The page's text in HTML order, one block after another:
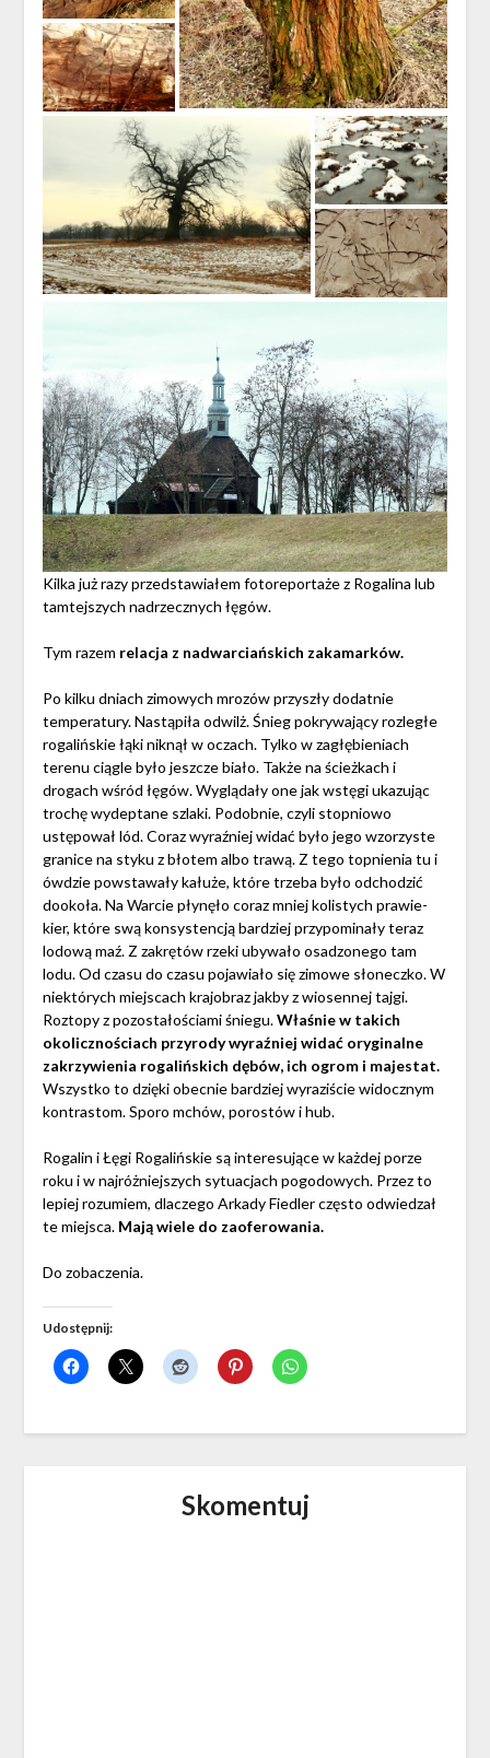
Kilka już razy przedstawiałem fotoreportaże z Rogalina lub
tamtejszych nadrzecznych łęgów.
Tym razem relacja z nadwarciańskich zakamarków.
Po kilku dniach zimowych mrozów przyszły dodatnie
temperatury. Nastąpiła odwilż. Śnieg pokrywający rozległe
rogalińskie łąki niknął w oczach. Tylko w zagłębieniach
terenu ciągle było jeszcze biało. Także na ścieżkach i
drogach wśród łęgów. Wyglądały one jak wstęgi ukazując
trochę wydeptane szlaki. Podobnie, czyli stopniowo
ustępował lód. Coraz wyraźniej widać było jego wzorzyste
granice na styku z błotem albo trawą. Z tego topnienia tu i
ówdzie powstawały kałuże, które trzeba było odchodzić
dookoła. Na Warcie płynęło coraz mniej kolistych prawie-
kier, które swą konsystencją bardziej przypominały teraz
lodową maź. Z zakrętów rzeki ubywało osadzonego tam
lodu. Od czasu do czasu pojawiało się zimowe słoneczko. W
niektórych miejscach krajobraz jakby z wiosennej tajgi.
Roztopy z pozostałościami śniegu.Właśnie w takich
okolicznościach przyrody wyraźniej widać oryginalne
zakrzywienia rogalińskich dębów, ich ogrom i majestat.
Wszystko to dzięki obecnie bardziej wyraziście widocznym
kontrastom. Sporo mchów, porostów i hub.
Rogalin i Łęgi Rogalińskie są interesujące w każdej porze
roku i w najróżniejszych sytuacjach pogodowych. Przez to
lepiej rozumiem, dlaczego Arkady Fiedler często odwiedzał
te miejsca. Mają wiele do zaoferowania.
Do zobaczenia.
Udostępnij:
Skomentuj